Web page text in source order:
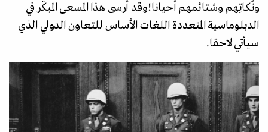
ونُكاتِهم وشتائمهم أحيانا!وقد أرسى هذا المسعى المبكّر في
الدبلوماسية المتعددة اللغات الأساس للتعاون الدولي الذي
سيأتي لاحقا.